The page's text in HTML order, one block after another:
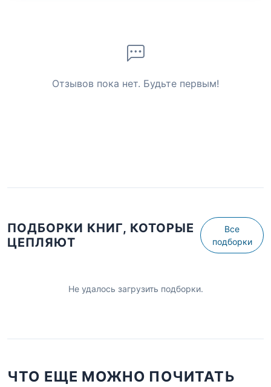
Отзывов пока нет. Будьте первым!
ПОДБОРКИ КНИГ, КОТОРЫЕ
ЦЕПЛЯЮТ
Все
подборки
Не удалось загрузить подборки.
ЧТО ЕЩЕ МОЖНО ПОЧИТАТЬ